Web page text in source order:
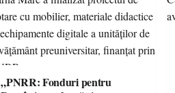
„PNRR: Fonduri pentru